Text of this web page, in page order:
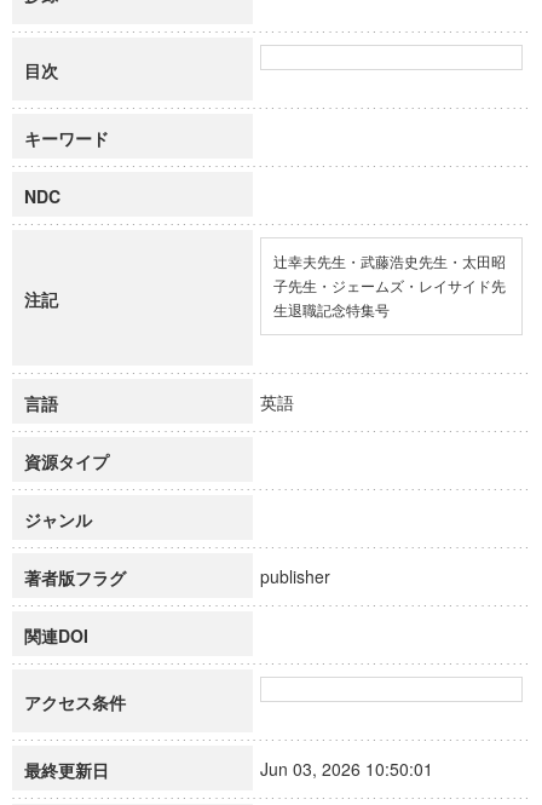
目次
キーワード
NDC
注記
辻幸夫先生・武藤浩史先生・太田昭
子先生・ジェームズ・レイサイド先
生退職記念特集号
言語 英語
資源タイプ
ジャンル
著者版フラグ publisher
関連DOI
アクセス条件
最終更新日 Jun 03, 2026 10:50:01